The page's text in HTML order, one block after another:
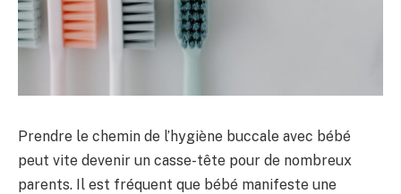
Prendre le chemin de l’hygiène buccale avec bébé
peut vite devenir un casse-tête pour de nombreux
parents. Il est fréquent que bébé manifeste une